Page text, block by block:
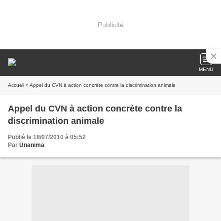
Publicité
MENU
Accueil » Appel du CVN à action concrète contre la discrimination animale
Appel du CVN à action concrète contre la
discrimination animale
Publié le 18/07/2010 à 05:52
Par Unanima